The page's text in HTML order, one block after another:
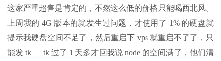
这家严重超售是肯定的，不然这么低的价格只能喝西北风。
上周我的 4G 版本的就发生过问题，才使用了 1% 的硬盘就
提示我硬盘空间不足了，然后重启下 vps 就重启不了了，只
能发 tk ， tk 过了 1 天多才回我说 node 的空间满了，他们清